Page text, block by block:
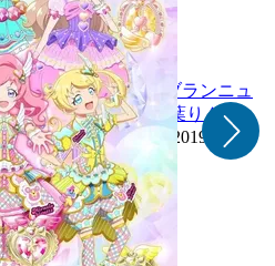
ブランニュ
い (CV.林鼓子)、
青葉りんか
める (CV.森嶋優花)] 2019